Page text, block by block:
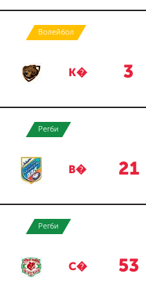
Волейбол
К� 3
Регби
В� 21
Регби
С� 53